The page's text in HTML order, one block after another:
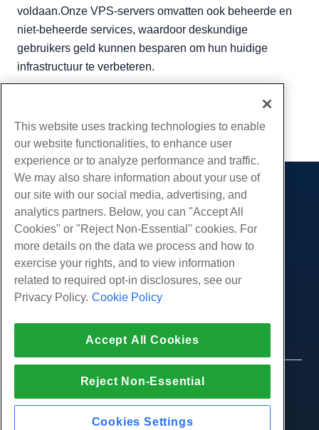
voldaan.Onze VPS-servers omvatten ook beheerde en
niet-beheerde services, waardoor deskundige
gebruikers geld kunnen besparen om hun huidige
infrastructuur te verbeteren.
Kopiëren URL
Producten
Web hosting
Zakelijke hosting
White Label-wederverkoper
Beheerde Linux VPS
Onbeheerde Windows VPS
Cloud Servers
Load Balancers
Blokkeer opslag
Diensten
Website-migraties
Gemeenschap
Productdocumentatie
Tutorials
Bedrijf
Over ons
Neem contact op
druk op
Affiliate-programma
Politie
Partnerovereenkomst
Ondersteuning
Live chat met ons
Open een ondersteuningskaartje
© 2010-2026 Hostwinds, een HostPapa Inc. bedrijf.
This website uses tracking technologies to enable
our website functionalities, to enhance user
experience or to analyze performance and traffic.
We may also share information about your use of
our site with our social media, advertising, and
analytics partners. Below, you can "Accept All
Cookies" or "Reject Non-Essential" cookies. For
more details on the data we process and how to
exercise your rights, and to view information
related to required opt-in disclosures, see our
Privacy Policy. Cookie Policy
Accept All Cookies
Reject Non-Essential
Cookies Settings